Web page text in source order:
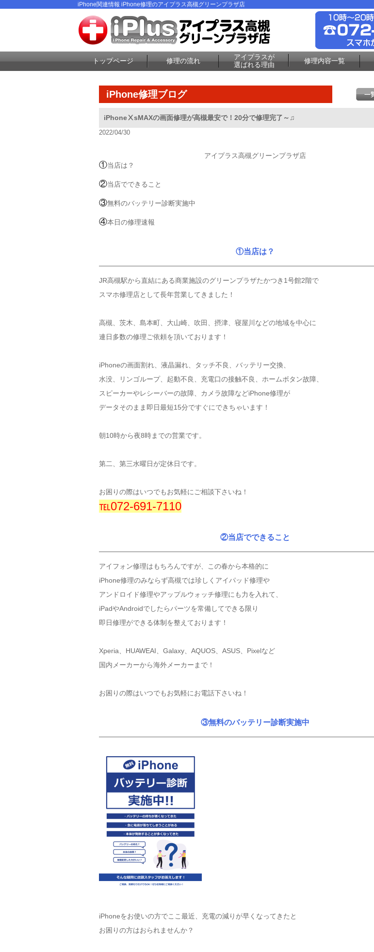
iPhone関連情報 iPhone修理のアイプラス高槻グリーンプラザ店
トップページ 修理の流れ
アイプラスが
選ばれる理由
修理内容一覧
iPhone修理ブログ
iPhoneⅩsMAXの画面修理が高槻最安で！20分で修理完了～♫
2022/04/30
アイプラス高槻グリーンプラザ店
①当店は？
②当店でできること
③無料のバッテリー診断実施中
④本日の修理速報
①当店は？
JR高槻駅から直結にある商業施設のグリーンプラザたかつき1号館2階で
スマホ修理店として長年営業してきました！
高槻、茨木、島本町、大山崎、吹田、摂津、寝屋川などの地域を中心に
連日多数の修理ご依頼を頂いております！
iPhoneの画面割れ、液晶漏れ、タッチ不良、バッテリー交換、
水没、リンゴループ、起動不良、充電口の接触不良、ホームボタン故障、
スピーカーやレシーバーの故障、カメラ故障などiPhone修理が
データそのまま即日最短15分ですぐにできちゃいます！
朝10時から夜8時までの営業です。
第二、第三水曜日が定休日です。
お困りの際はいつでもお気軽にご相談下さいね！
℡072-691-7110
②当店でできること
アイフォン修理はもちろんですが、この春から本格的に
iPhone修理のみならず高槻では珍しくアイパッド修理や
アンドロイド修理やアップルウォッチ修理にも力を入れて、
iPadやAndroidでしたらパーツを常備してできる限り
即日修理ができる体制を整えております！
Xperia、HUAWEAI、Galaxy、AQUOS、ASUS、Pixelなど
国内メーカーから海外メーカーまで！
お困りの際はいつでもお気軽にお電話下さいね！
③無料のバッテリー診断実施中
iPhoneをお使いの方でここ最近、充電の減りが早くなってきたと
お困りの方はおられませんか？